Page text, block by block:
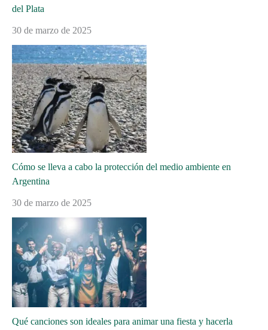
del Plata
30 de marzo de 2025
Cómo se lleva a cabo la protección del medio ambiente en
Argentina
30 de marzo de 2025
Qué canciones son ideales para animar una fiesta y hacerla